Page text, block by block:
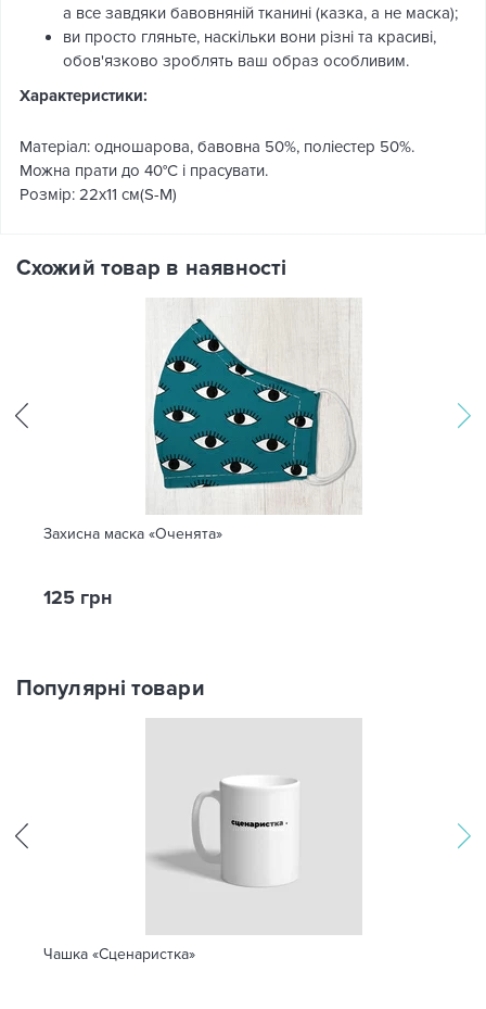
а все завдяки бавовняній тканині (казка, а не маска);
ви просто гляньте, наскільки вони різні та красиві,
обов'язково зроблять ваш образ особливим.
Характеристики:
Матеріал: одношарова, бавовна 50%, поліестер 50%.
Можна прати до 40°C і прасувати.
Розмір: 22х11 см(S-M)
Схожий товар в наявності
Захисна маска «Оченята»
125 грн
Популярні товари
Чашка «Сценаристка»